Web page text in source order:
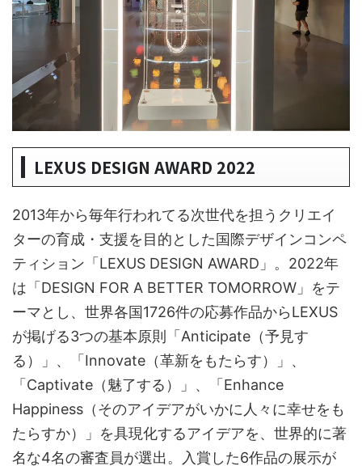
LEXUS DESIGN AWARD 2022
2013年から毎年行われてる次世代を担うクリエイ
ターの育成・支援を目的とした国際デザインコンペ
ティション「LEXUS DESIGN AWARD」。2022年
は「DESIGN FOR A BETTER TOMORROW」をテ
ーマとし、世界各国1726件の応募作品からLEXUS
が掲げる3つの基本原則「Anticipate（予見す
る）」、「Innovate（革新をもたらす）」、
「Captivate（魅了する）」、「Enhance
Happiness（そのアイデアがいかに人々に幸せをも
たらすか）」を具現化するアイデアを、世界的に著
名な4名の審査員が選出。入賞した6作品の展示が